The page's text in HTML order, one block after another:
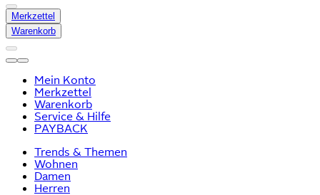
Merkzettel
Warenkorb
Mein Konto
Merkzettel
Warenkorb
Service & Hilfe
PAYBACK
Trends & Themen
Wohnen
Damen
Herren